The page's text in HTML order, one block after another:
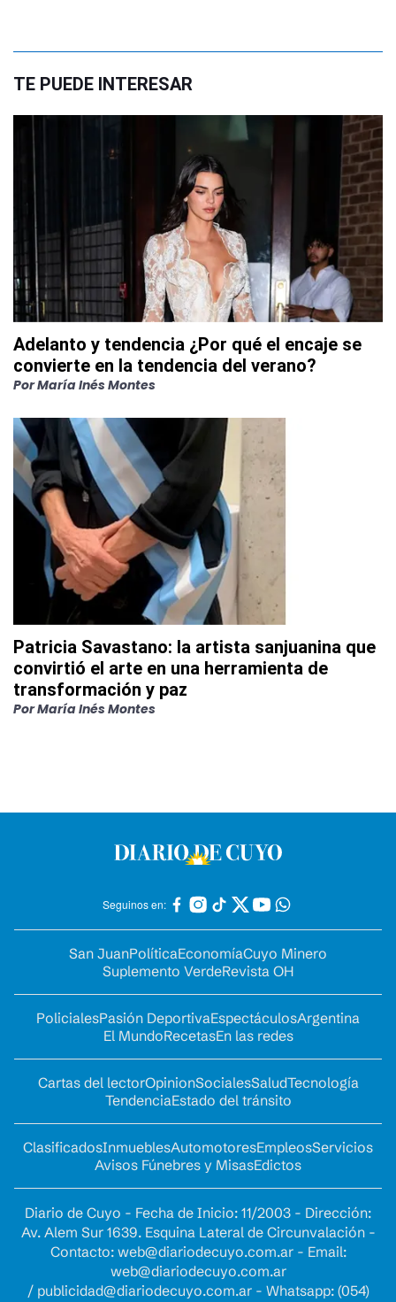
TE PUEDE INTERESAR
Adelanto y tendencia ¿Por qué el encaje se
convierte en la tendencia del verano?
PorMaría Inés Montes
Patricia Savastano: la artista sanjuanina que
convirtió el arte en una herramienta de
transformación y paz
PorMaría Inés Montes
Seguinos en:
San JuanPolíticaEconomíaCuyo Minero
Suplemento VerdeRevista OH
PolicialesPasión DeportivaEspectáculosArgentina
El MundoRecetasEn las redes
Cartas del lectorOpinionSocialesSaludTecnología
TendenciaEstado del tránsito
ClasificadosInmueblesAutomotoresEmpleosServicios
Avisos Fúnebres y MisasEdictos
Diario de Cuyo - Fecha de Inicio: 11/2003 - Dirección:
Av. Alem Sur 1639. Esquina Lateral de Circunvalación -
Contacto: web@diariodecuyo.com.ar- Email:
web@diariodecuyo.com.ar
/ publicidad@diariodecuyo.com.ar- Whatsapp: (054)